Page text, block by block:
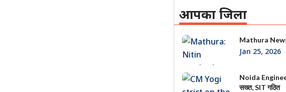
आपका जिला
Mathura News:
Jan 25, 2026
Noida Engineer
सख्त, SIT गठित